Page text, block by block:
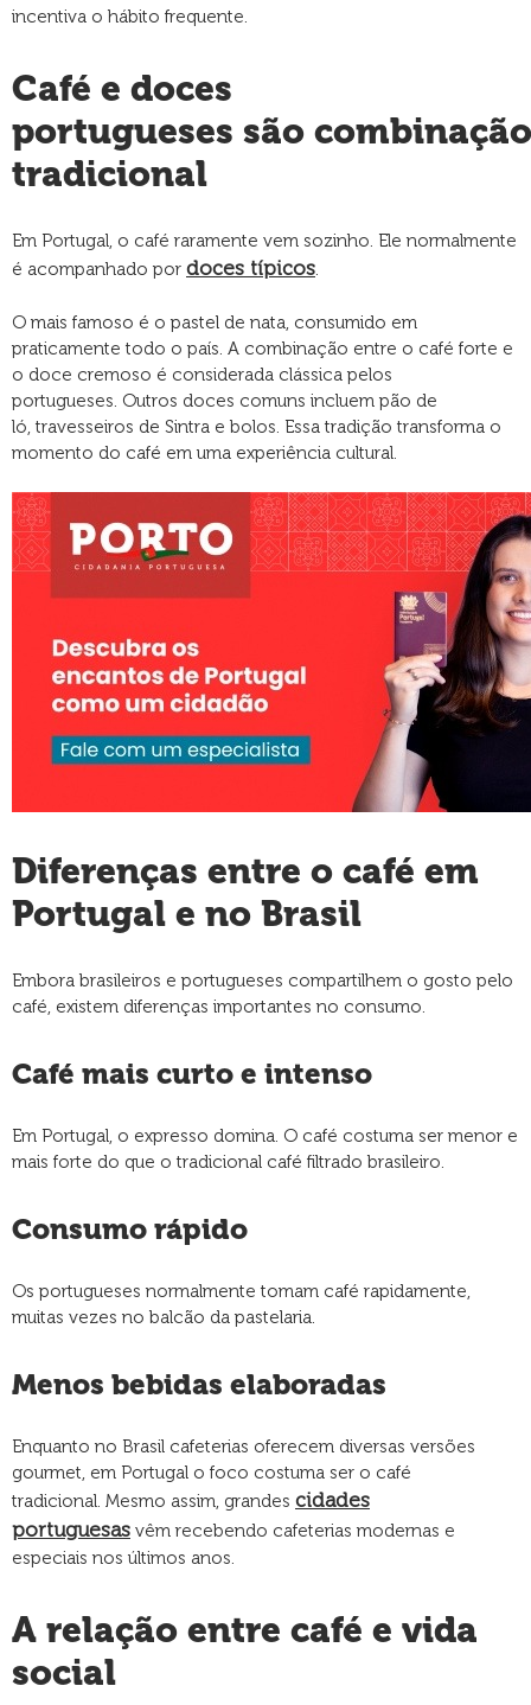
incentiva o hábito frequente.
Café e doces
portugueses são combinação
tradicional
Em Portugal, o café raramente vem sozinho. Ele normalmente
é acompanhado por doces típicos.
O mais famoso é o pastel de nata, consumido em
praticamente todo o país. A combinação entre o café forte e
o doce cremoso é considerada clássica pelos
portugueses. Outros doces comuns incluem pão de
ló, travesseiros de Sintra e bolos. Essa tradição transforma o
momento do café em uma experiência cultural.
Diferenças entre o café em
Portugal e no Brasil
Embora brasileiros e portugueses compartilhem o gosto pelo
café, existem diferenças importantes no consumo.
Café mais curto e intenso
Em Portugal, o expresso domina. O café costuma ser menor e
mais forte do que o tradicional café filtrado brasileiro.
Consumo rápido
Os portugueses normalmente tomam café rapidamente,
muitas vezes no balcão da pastelaria.
Menos bebidas elaboradas
Enquanto no Brasil cafeterias oferecem diversas versões
gourmet, em Portugal o foco costuma ser o café
tradicional. Mesmo assim, grandes cidades
portuguesas vêm recebendo cafeterias modernas e
especiais nos últimos anos.
A relação entre café e vida
social